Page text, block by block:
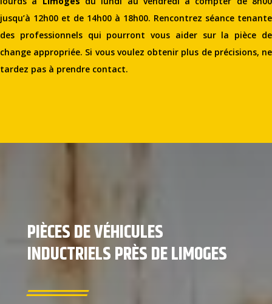
jusqu’à 12h00 et de 14h00 à 18h00. Rencontrez séance tenante
des professionnels qui pourront vous aider sur la pièce de
change appropriée. Si vous voulez obtenir plus de précisions, ne
tardez pas à prendre contact.
PIÈCES DE VÉHICULES
INDUCTRIELS PRÈS DE LIMOGES